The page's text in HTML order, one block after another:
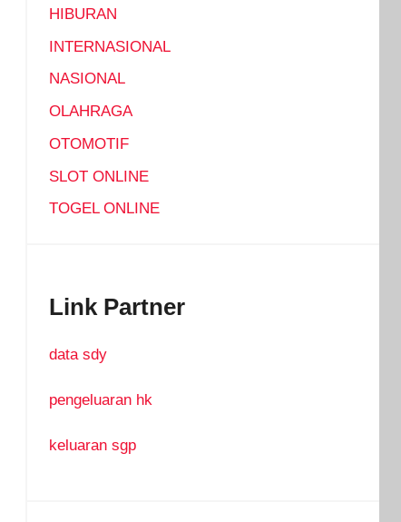
HIBURAN
INTERNASIONAL
NASIONAL
OLAHRAGA
OTOMOTIF
SLOT ONLINE
TOGEL ONLINE
Link Partner
data sdy
pengeluaran hk
keluaran sgp